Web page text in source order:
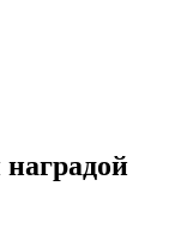
наградой